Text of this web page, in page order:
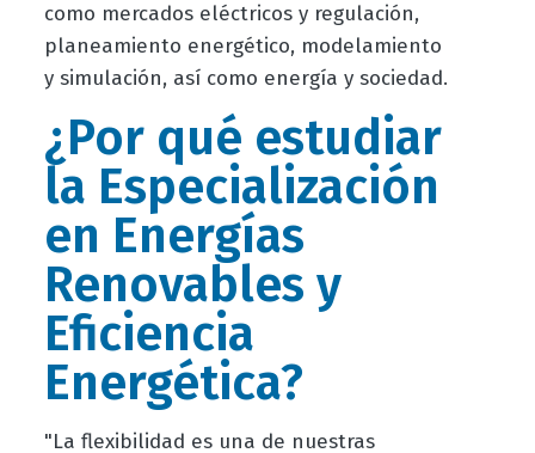
como mercados eléctricos y regulación,
planeamiento energético, modelamiento
y simulación, así como energía y sociedad.
¿Por qué estudiar
la Especialización
en Energías
Renovables y
Eficiencia
Energética?
"La flexibilidad es una de nuestras